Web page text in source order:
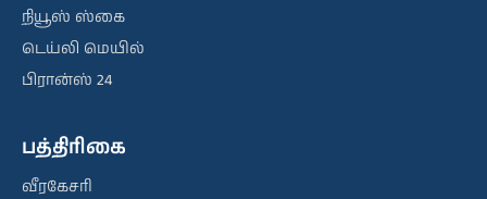
நியூஸ் ஸ்கை
டெய்லி மெயில்
பிரான்ஸ் 24
பத்திரிகை
வீரகேசரி